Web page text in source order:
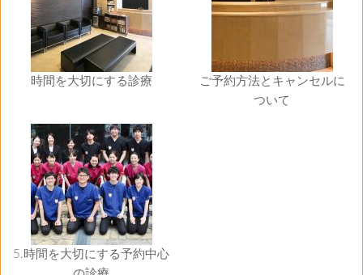
時間を大切にする診療
ご予約方法とキャンセルに
ついて
5.時間を大切にする予約中心